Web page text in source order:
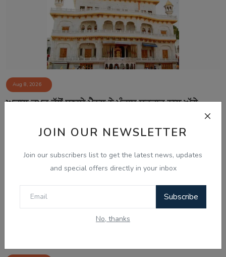
JOIN OUR NEWSLETTER
Join our subscribers list to get the latest news, updates
and special offers directly in your inbox
Subscribe
No, thanks
Aug 8, 2026
ਅਕਾਲ ਤਖ਼ਤ ਵੱਲੋਂ ਬਣਾਏ ਪੈਨਲ ਨੇ ਪੰਜਾਬ ਸਰਕਾਰ ਨਾਲ ਅੱਗੇ